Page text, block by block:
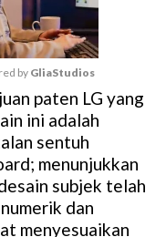
M
u
t
e
by GliaStudios
paten LG yang
ini adalah
sentuh
menunjukkan
subjek telah
dan
menyesuaikan